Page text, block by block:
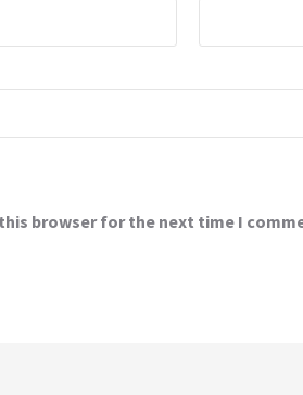
browser for the next time I